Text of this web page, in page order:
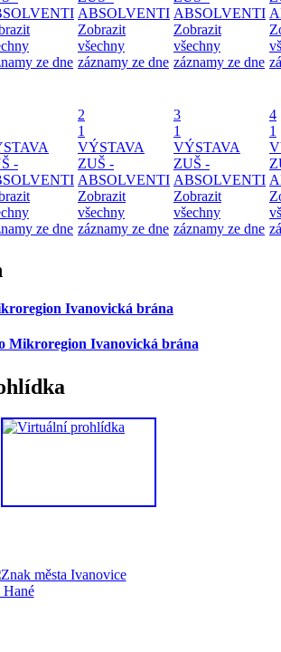
ze dne
ABSOLVENTI
Zobrazit
všechny
záznamy ze dne
ABSOLVENTI
Zobrazit
všechny
záznamy ze dne
-
ze dne
2
1
VÝSTAVA
ZUŠ -
ABSOLVENTI
Zobrazit
všechny
záznamy ze dne
3
1
VÝSTAVA
ZUŠ -
ABSOLVENTI
Zobrazit
všechny
záznamy ze dne
4
1
Ivanovická brána